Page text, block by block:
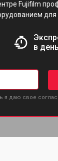
Fujifilm
в
я даю свое